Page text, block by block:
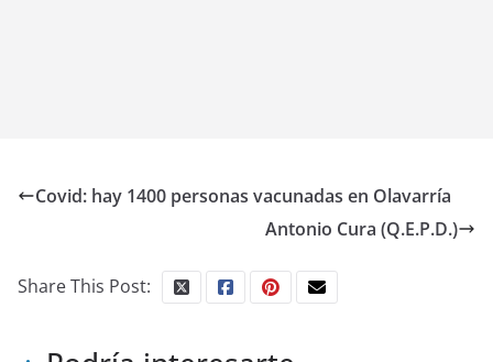
Covid: hay 1400 personas vacunadas en Olavarría
Antonio Cura (Q.E.P.D.)
Share This Post: